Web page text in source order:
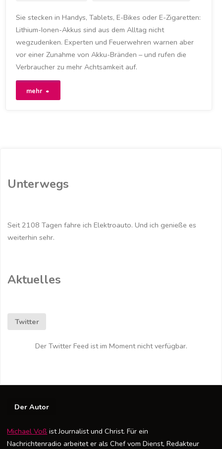
Sie stecken in Handys, Tablets, E-Bikes oder E-Zigaretten:
Lithium-Ionen-Akkus sind aus dem Alltag nicht
wegzudenken. Experten und Feuerwehren warnen aber
vor einer Zunahme von Akku-Bränden – und rufen die
Verbraucher zu mehr Achtsamkeit auf.
mehr
Gefahr?
Unterwegs
Seit 2108 Tagen fahre ich Elektroauto. Und ich genieße es
weiterhin sehr.
Aktuelles
Twitter
Der Twitter Feed ist im Moment nicht verfügbar.
Der Autor
Michael Voß ist Journalist und Christ. Für ein
Nachrichtenradio arbeitet er als Chef vom Dienst, Redakteur